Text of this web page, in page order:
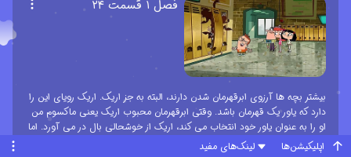
فصل ۱ قسمت ۲۴
بیشتر بچه ها آرزوی ابرقهرمان شدن دارند، البته به جز اریک. اریک رویای این را
دارد که یاور یک قهرمان باشد. وقتی ابرقهرمان محبوب اریک یعنی ماکسوم من
او را به عنوان یاور خود انتخاب می کند، اریک از خوشحالی بال در می آورد. اما
درست روزی که قرار است او شرو
اپلیکیشن‌ها لینک‌های مفید